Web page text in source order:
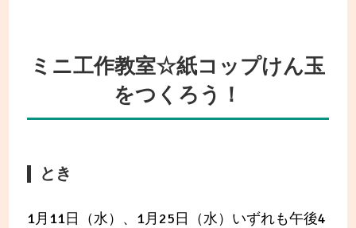
ミニ工作教室☆紙コップけん玉
をつくろう！
とき
1月11日（水）、1月25日（水）いずれも午後4